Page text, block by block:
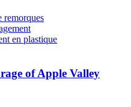
remorques
en plastique
of Apple Valley